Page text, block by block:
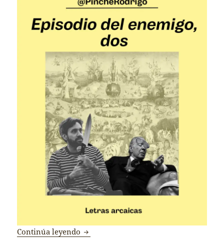
Continúa leyendo Episodio del enemigo, dos